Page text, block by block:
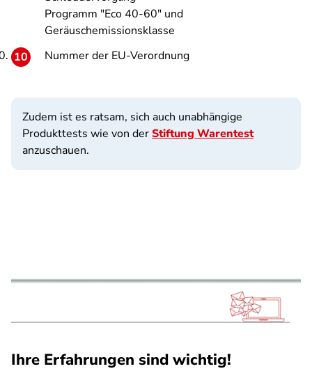
Programm "Eco 40-60" und
Geräuschemissionsklasse
Nummer der EU-Verordnung
Zudem ist es ratsam, sich auch unabhängige
Produkttests wie von derStiftung Warentest
anzuschauen.
Ihre Erfahrungen sind wichtig!